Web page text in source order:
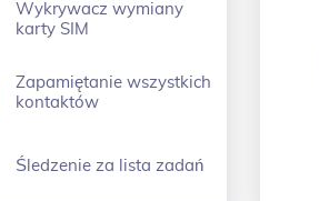
Wykrywacz wymiany
karty SIM
Zapamiętanie wszystkich
kontaktów
Śledzenie za lista zadań